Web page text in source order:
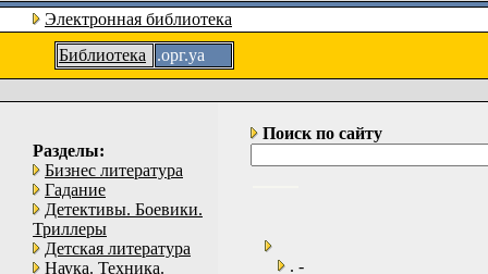
Электронная библиотека
Библиотека
.орг.уа
Разделы:
Бизнес литература
Гадание
Детективы. Боевики.
Триллеры
Детская литература
Наука. Техника.
Поиск по сайту
. -